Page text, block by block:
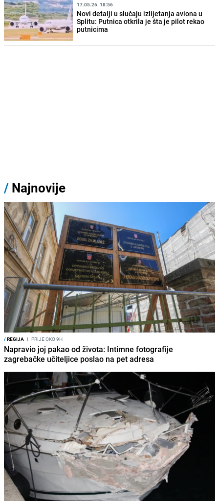
17.05.26. 18:56
Novi detalji u slučaju izlijetanja aviona u
Splitu: Putnica otkrila je šta je pilot rekao
putnicima
/ Najnovije
/REGIJA I PRIJE OKO 9H
Napravio joj pakao od života: Intimne fotografije
zagrebačke učiteljice poslao na pet adresa